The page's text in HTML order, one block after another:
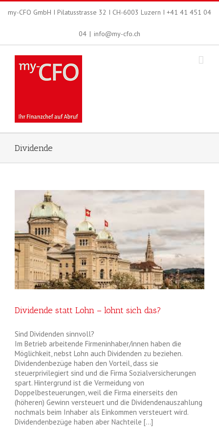
my-CFO GmbH I Pilatusstrasse 32 I CH-6003 Luzern I +41 41 451 04
04 | info@my-cfo.ch
Dividende
Dividende statt Lohn – lohnt sich das?
Sind Dividenden sinnvoll?
Im Betrieb arbeitende Firmeninhaber/innen haben die
Möglichkeit, nebst Lohn auch Dividenden zu beziehen.
Dividendenbezüge haben den Vorteil, dass sie
steuerprivilegiert sind und die Firma Sozialversicherungen
spart. Hintergrund ist die Vermeidung von
Doppelbesteuerungen, weil die Firma einerseits den
(höheren) Gewinn versteuert und die Dividendenauszahlung
nochmals beim Inhaber als Einkommen versteuert wird.
Dividendenbezüge haben aber Nachteile […]